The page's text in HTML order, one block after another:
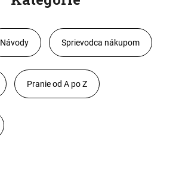
Návody Sprievodca nákupom
Pranie od A po Z